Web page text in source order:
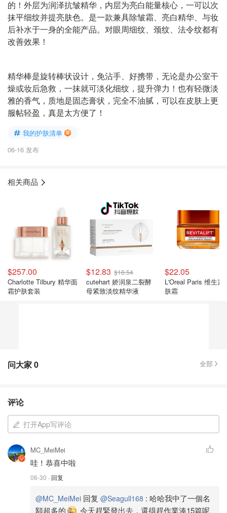
的！外层为润泽抗皱精华，内层为亮白能量核心，一可以次
抹平细纹并提亮肤色。是一款兼具除皱霜、亮白精华、与妆
后补水于一身的全能产品。对眼周细纹、颈纹、法令纹都有
改善效果！
精华棒是旋转棒状设计，免沾手、好携带，无论是办公室干
燥或妆后急救，一抹就可淡化细纹，提升弹力！也有轻微淡
雅的香气，质地是固态膏状，完全不油腻，可以在皮肤上更
服帖轻盈，真是太方便了！
我的护肤清单
06-16 发布
相关商品
$257.00
Charlotte Tilbury 精华面
霜护肤套装
$12.83 $18.54
cutehart 娇润泉二裂酵
母紧致淡纹精华液
$22.05
L'Oreal Paris 维生素
肤霜
问大家0 全部
评论
打开App写评论
MC_MeiMei
哇！恭喜中啦
06-30 · 回复
@MC_MeiMei 回复 @Seagull168 : 哈哈我中了一個名
額超多的
今天趕緊發出去，還得趕作業湊15篇呢